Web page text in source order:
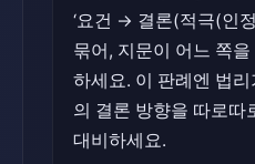
‘요건 → 결론(적극(인
묶어, 지문이 어느 쪽
하세요. 이 판례엔 법
의 결론 방향을 따로따
대비하세요.